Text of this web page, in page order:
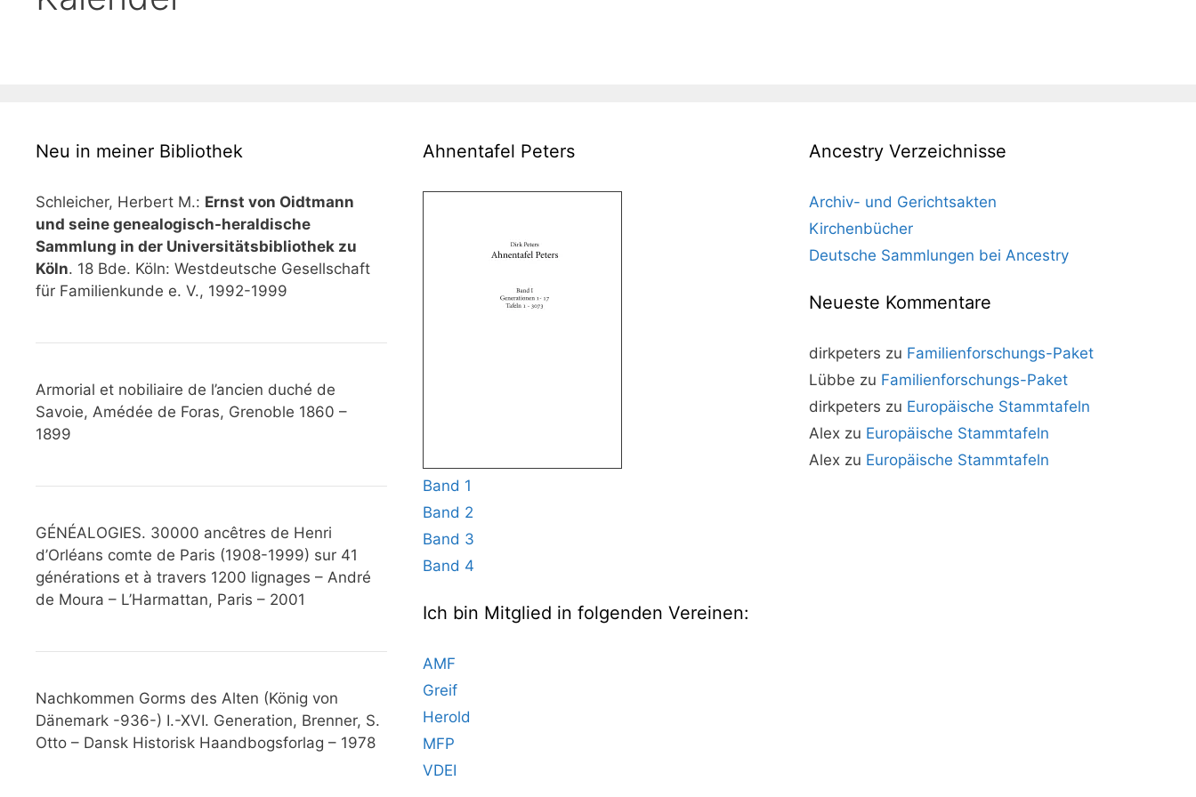
Neu in meiner Bibliothek
Schleicher, Herbert M.: Ernst von Oidtmann
und seine genealogisch-heraldische
Sammlung in der Universitätsbibliothek zu
Köln. 18 Bde. Köln: Westdeutsche Gesellschaft
für Familienkunde e. V., 1992-1999
Armorial et nobiliaire de l’ancien duché de
Savoie, Amédée de Foras, Grenoble 1860 –
1899
GÉNÉALOGIES. 30000 ancêtres de Henri
d’Orléans comte de Paris (1908-1999) sur 41
générations et à travers 1200 lignages – André
de Moura – L’Harmattan, Paris – 2001
Nachkommen Gorms des Alten (König von
Dänemark -936-) I.-XVI. Generation, Brenner, S.
Otto – Dansk Historisk Haandbogsforlag – 1978
Ahnentafel Peters
Band 1
Band 2
Band 3
Band 4
Ich bin Mitglied in folgenden Vereinen:
AMF
Greif
Herold
MFP
VDEI
Ancestry Verzeichnisse
Archiv- und Gerichtsakten
Kirchenbücher
Deutsche Sammlungen bei Ancestry
Neueste Kommentare
dirkpeters zu Familienforschungs-Paket
Lübbe zu Familienforschungs-Paket
dirkpeters zu Europäische Stammtafeln
Alex zu Europäische Stammtafeln
Alex zu Europäische Stammtafeln